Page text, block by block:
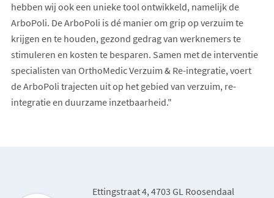
hebben wij ook een unieke tool ontwikkeld, namelijk de
ArboPoli. De ArboPoli is dé manier om grip op verzuim te
krijgen en te houden, gezond gedrag van werknemers te
stimuleren en kosten te besparen. Samen met de interventie
specialisten van OrthoMedic Verzuim & Re-integratie, voert
de ArboPoli trajecten uit op het gebied van verzuim, re-
integratie en duurzame inzetbaarheid."
Ettingstraat 4, 4703 GL Roosendaal